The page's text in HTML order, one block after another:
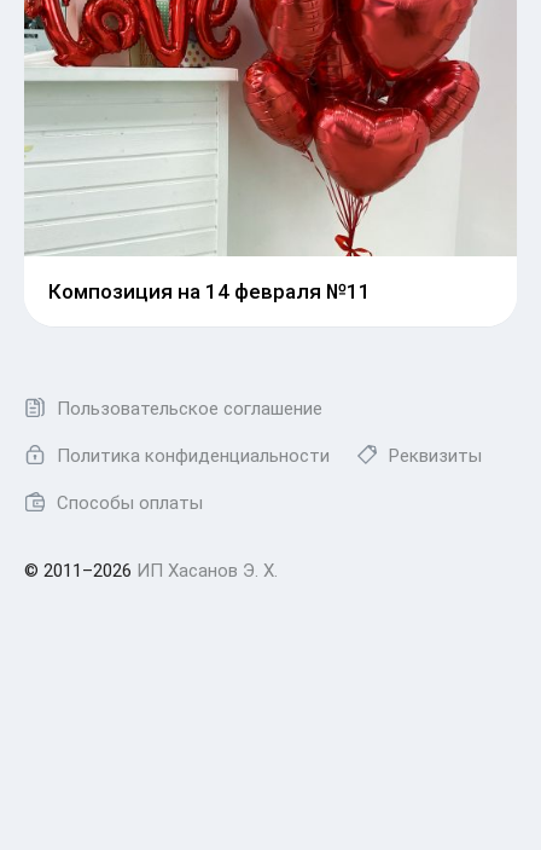
Композиция на 14 февраля №11
Пользовательское соглашение
Политика конфиденциальности Реквизиты
Способы оплаты
© 2011–2026 ИП Хасанов Э. Х.